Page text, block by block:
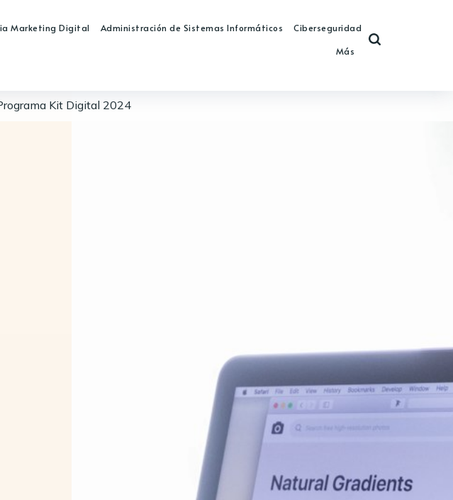
Marketing Digital Administración de Sistemas Informáticos Ciberseguridad
Más
Kit Digital 2024